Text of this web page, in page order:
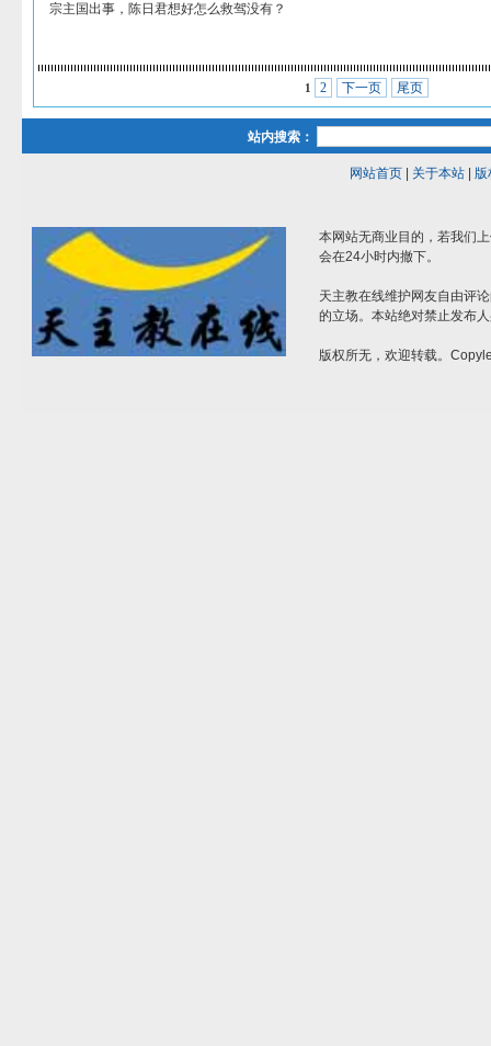
宗主国出事，陈日君想好怎么救驾没有？
1 2 下一页 尾页
站内搜索：
网站首页| 关于本站| 版
本网站无商业目的，若我们
会在24小时内撤下。
天主教在线维护网友自由评
的立场。本站绝对禁止发布
版权所无，欢迎转载。